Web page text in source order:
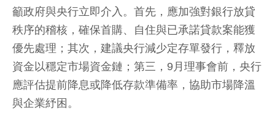
籲政府與央行立即介入。首先，應加強對銀行放貸
秩序的稽核，確保首購、自住與已承諾貸款案能獲
優先處理；其次，建議央行減少定存單發行，釋放
資金以穩定市場資金鏈；第三，9月理事會前，央行
應評估提前降息或降低存款準備率，協助市場降溫
與企業紓困。